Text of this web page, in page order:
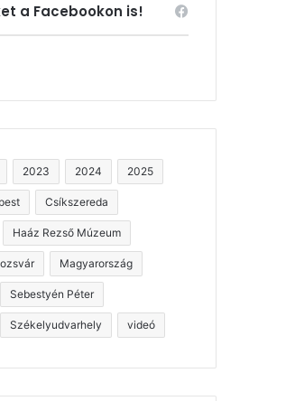
a Facebookon is!
2023 2024 2025
Csíkszereda
Haáz Rezső Múzeum
Magyarország
Sebestyén Péter
Székelyudvarhely videó